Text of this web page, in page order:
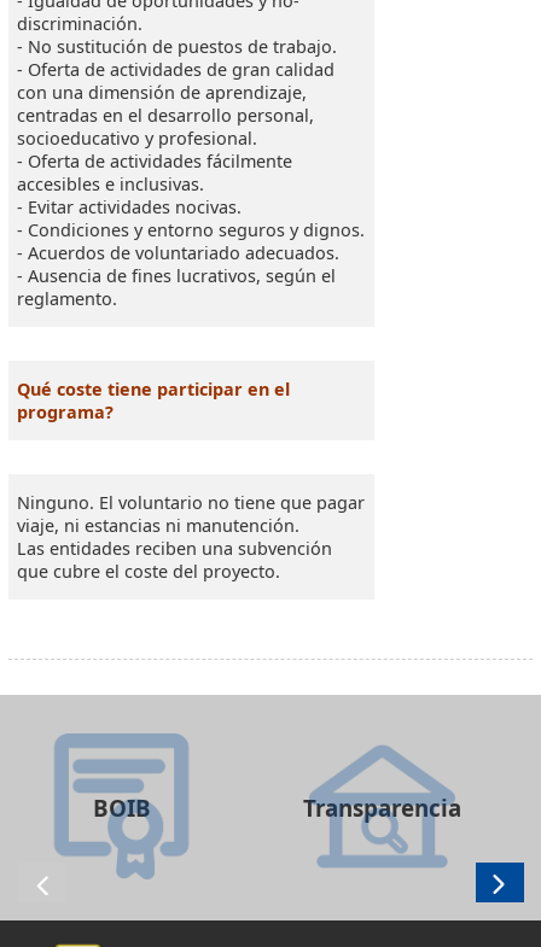
discriminación.
- No sustitución de puestos de trabajo.
- Oferta de actividades de gran calidad
con una dimensión de aprendizaje,
centradas en el desarrollo personal,
socioeducativo y profesional.
- Oferta de actividades fácilmente
accesibles e inclusivas.
- Evitar actividades nocivas.
- Condiciones y entorno seguros y dignos.
- Acuerdos de voluntariado adecuados.
- Ausencia de fines lucrativos, según el
reglamento.
Qué coste tiene participar en el
programa?
Ninguno. El voluntario no tiene que pagar
viaje, ni estancias ni manutención.
Las entidades reciben una subvención
que cubre el coste del proyecto.
BOIB Transparencia